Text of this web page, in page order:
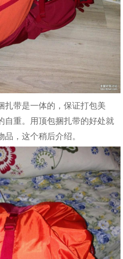
扎带是一体的，保证打包美
自重。用顶包捆扎带的好处就
，这个稍后介绍。